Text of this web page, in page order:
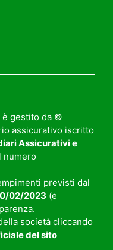
è gestito da ©
assicurativo iscritto
Assicurativi e
numero
previsti dal
02/2023 (e
società cliccando
del sito